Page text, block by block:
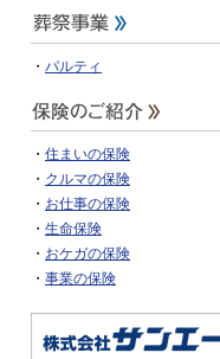
・ パルティ
・ 住まいの保険
・ クルマの保険
・ お仕事の保険
・ 生命保険
・ おケガの保険
・ 事業の保険